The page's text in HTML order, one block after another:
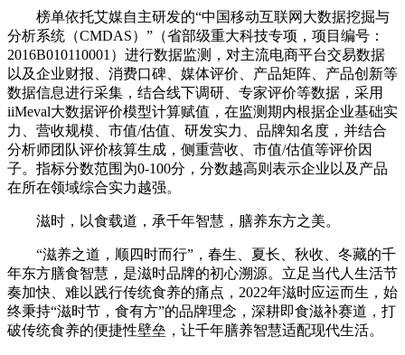
榜单依托艾媒自主研发的“中国移动互联网大数据挖掘与
分析系统（CMDAS）”（省部级重大科技专项，项目编号：
2016B010110001）进行数据监测，对主流电商平台交易数据
以及企业财报、消费口碑、媒体评价、产品矩阵、产品创新等
数据信息进行采集，结合线下调研、专家评价等数据，采用
iiMeval大数据评价模型计算赋值，在监测期内根据企业基础实
力、营收规模、市值/估值、研发实力、品牌知名度，并结合
分析师团队评价核算生成，侧重营收、市值/估值等评价因
子。指标分数范围为0-100分，分数越高则表示企业以及产品
在所在领域综合实力越强。
滋时，以食载道，承千年智慧，膳养东方之美。
“滋养之道，顺四时而行”，春生、夏长、秋收、冬藏的千
年东方膳食智慧，是滋时品牌的初心溯源。立足当代人生活节
奏加快、难以践行传统食养的痛点，2022年滋时应运而生，始
终秉持“滋时节，食有方”的品牌理念，深耕即食滋补赛道，打
破传统食养的便捷性壁垒，让千年膳养智慧适配现代生活。